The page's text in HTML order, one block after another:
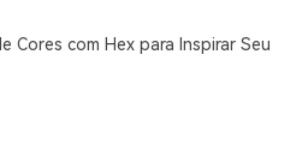
Cores com Hex para Inspirar Seu